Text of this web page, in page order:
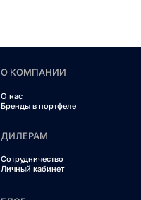
О КОМПАНИИ
О нас
Бренды в портфеле
ДИЛЕРАМ
Сотрудничество
Личный кабинет